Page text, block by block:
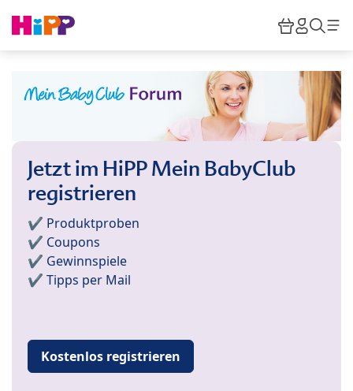
HiPP
Jetzt im HiPP Mein BabyClub
registrieren
✔️ Produktproben
✔️ Coupons
✔️ Gewinnspiele
✔️ Tipps per Mail
Kostenlos registrieren